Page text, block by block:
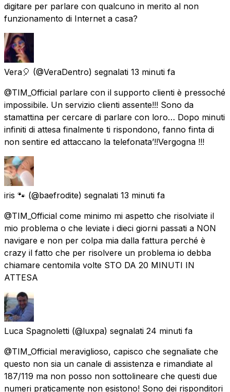
digitare per parlare con qualcuno in merito al non
funzionamento di Internet a casa?
Vera🎈 (@VeraDentro) segnalati 13 minuti fa
@TIM_Official parlare con il supporto clienti è pressoché
impossibile. Un servizio clienti assente!!! Sono da
stamattina per cercare di parlare con loro… Dopo minuti
infiniti di attesa finalmente ti rispondono, fanno finta di
non sentire ed attaccano la telefonata’!!Vergogna !!!
iris 🐾 (@baefrodite) segnalati 13 minuti fa
@TIM_Official come minimo mi aspetto che risolviate il
mio problema o che leviate i dieci giorni passati a NON
navigare e non per colpa mia dalla fattura perché è
crazy il fatto che per risolvere un problema io debba
chiamare centomila volte STO DA 20 MINUTI IN
ATTESA
Luca Spagnoletti (@luxpa) segnalati 24 minuti fa
@TIM_Official meraviglioso, capisco che segnaliate che
questo non sia un canale di assistenza e rimandiate al
187/119 ma non posso non sottolineare che questi due
numeri praticamente non esistono! Sono dei risponditori